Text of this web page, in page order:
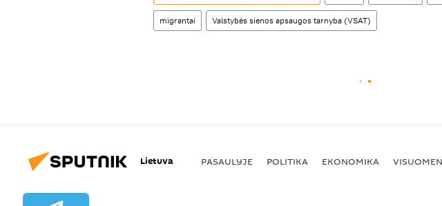
migrantai Valstybės sienos apsaugos tarnyba (VSAT)
Lietuva PASAULYJE POLITIKA EKONOMIKA